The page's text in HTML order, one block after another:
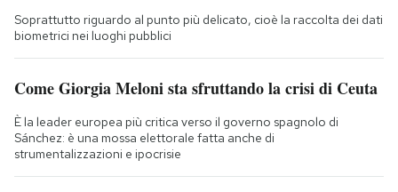
Soprattutto riguardo al punto più delicato, cioè la raccolta dei dati
biometrici nei luoghi pubblici
Come Giorgia Meloni sta sfruttando la crisi di Ceuta
È la leader europea più critica verso il governo spagnolo di
Sánchez: è una mossa elettorale fatta anche di
strumentalizzazioni e ipocrisie